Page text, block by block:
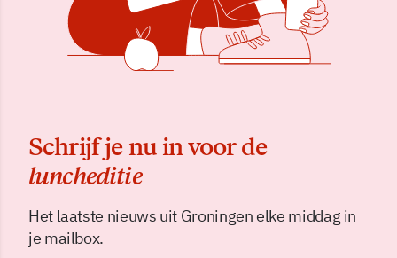
Schrijf je nu in voor de
luncheditie
Het laatste nieuws uit Groningen elke middag in
je mailbox.